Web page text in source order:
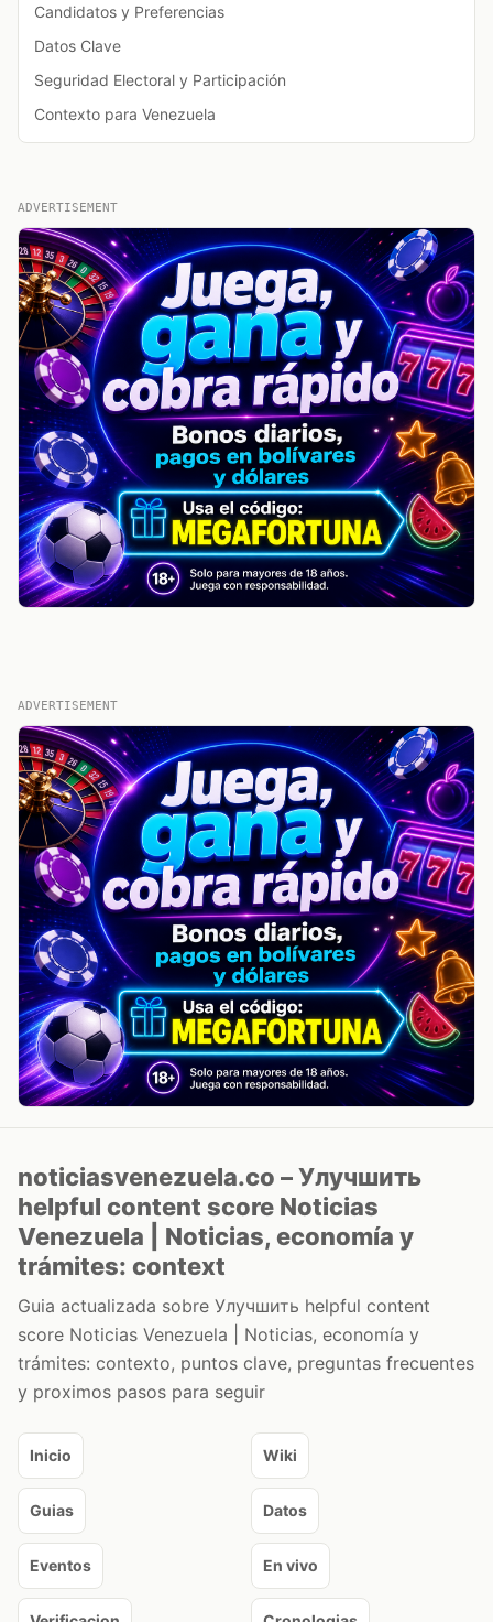
Candidatos y Preferencias
Datos Clave
Seguridad Electoral y Participación
Contexto para Venezuela
ADVERTISEMENT
ADVERTISEMENT
noticiasvenezuela.co – Улучшить
helpful content score Noticias
Venezuela | Noticias, economía y
trámites: context
Guia actualizada sobre Улучшить helpful content
score Noticias Venezuela | Noticias, economía y
trámites: contexto, puntos clave, preguntas frecuentes
y proximos pasos para seguir
Inicio Wiki
Guias Datos
Eventos En vivo